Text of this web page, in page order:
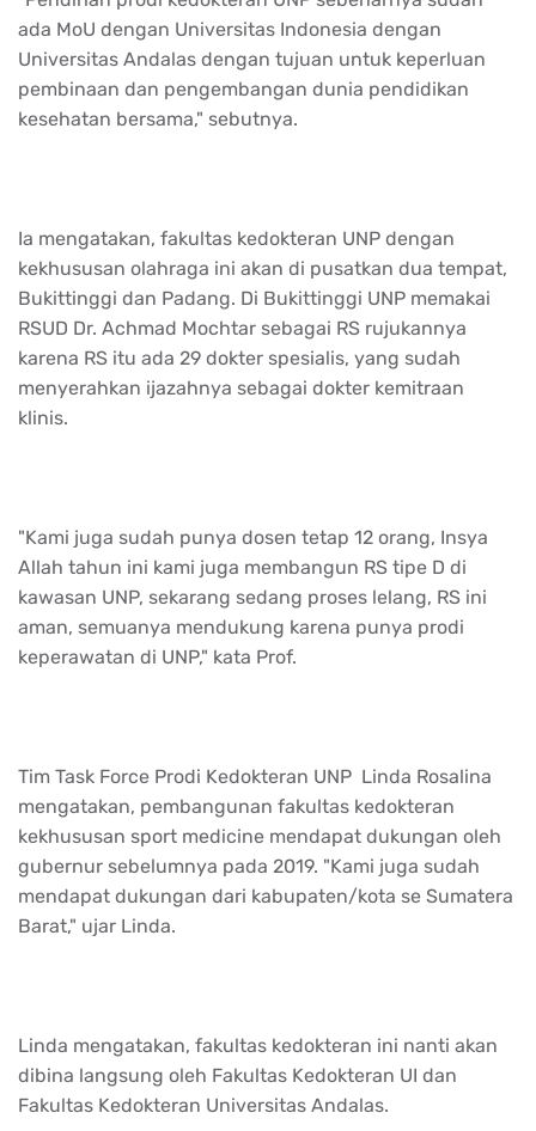
ada MoU dengan Universitas Indonesia dengan
Universitas Andalas dengan tujuan untuk keperluan
pembinaan dan pengembangan dunia pendidikan
kesehatan bersama," sebutnya.
Ia mengatakan, fakultas kedokteran UNP dengan
kekhususan olahraga ini akan di pusatkan dua tempat,
Bukittinggi dan Padang. Di Bukittinggi UNP memakai
RSUD Dr. Achmad Mochtar sebagai RS rujukannya
karena RS itu ada 29 dokter spesialis, yang sudah
menyerahkan ijazahnya sebagai dokter kemitraan
klinis.
"Kami juga sudah punya dosen tetap 12 orang, Insya
Allah tahun ini kami juga membangun RS tipe D di
kawasan UNP, sekarang sedang proses lelang, RS ini
aman, semuanya mendukung karena punya prodi
keperawatan di UNP," kata Prof.
Tim Task Force Prodi Kedokteran UNP Linda Rosalina
mengatakan, pembangunan fakultas kedokteran
kekhususan sport medicine mendapat dukungan oleh
gubernur sebelumnya pada 2019. "Kami juga sudah
mendapat dukungan dari kabupaten/kota se Sumatera
Barat," ujar Linda.
Linda mengatakan, fakultas kedokteran ini nanti akan
dibina langsung oleh Fakultas Kedokteran UI dan
Fakultas Kedokteran Universitas Andalas.